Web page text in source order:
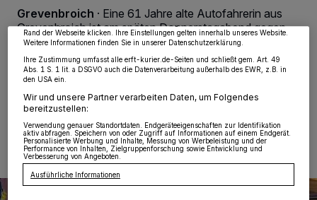
Grevenbroich · Eine 61 Jahre alte Autofahrerin aus
Grevenbroich ist am späten Donnerstagabend gegen
22 Uhr bei einem Auffahrunfall an der Montzstraße
schwer verletzt worden.
15.03.2024 , 11:35 Uhr
wieder aufrufen, um Ihre Einstellungen zu ändern oder Ihre Einwilligung zu
widerrufen, indem Sie auf den Link Einstellungen oder Ablehnen am unteren
Rand der Webseite klicken. Ihre Einstellungen gelten innerhalb unseres Website.
Weitere Informationen finden Sie in unserer Datenschutzerklärung.
Ihre Zustimmung umfasst alle erft-kurier.de-Seiten und schließt gem. Art. 49
Abs. 1 S. 1 lit. a DSGVO auch die Datenverarbeitung außerhalb des EWR, z.B. in
den USA ein.
Wir und unsere Partner verarbeiten Daten, um Folgendes
bereitzustellen:
Verwendung genauer Standortdaten. Endgeräteeigenschaften zur Identifikation
aktiv abfragen. Speichern von oder Zugriff auf Informationen auf einem Endgerät.
Personalisierte Werbung und Inhalte, Messung von Werbeleistung und der
Performance von Inhalten, Zielgruppenforschung sowie Entwicklung und
Verbesserung von Angeboten.
Ausführliche Informationen